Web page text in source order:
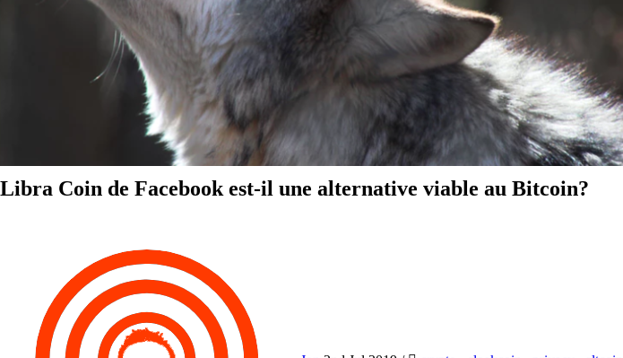
Libra Coin de Facebook est-il une alternative viable au Bitcoin?